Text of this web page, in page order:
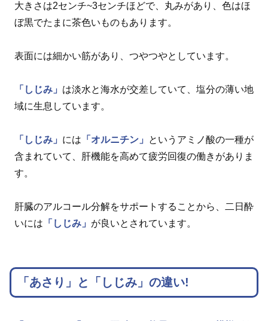
大きさは2センチ~3センチほどで、丸みがあり、色はほ
ぼ黒でたまに茶色いものもあります。
表面には細かい筋があり、つやつやとしています。
「しじみ」 は淡水と海水が交差していて、塩分の薄い地
域に生息しています。
「しじみ」 には 「オルニチン」
というアミノ酸の一種が
含まれていて、肝機能を高めて疲労回復の働きがありま
す。
肝臓のアルコール分解をサポートすることから、二日酔
いには 「しじみ」 が良いとされています。
「あさり」と「しじみ」の違い!